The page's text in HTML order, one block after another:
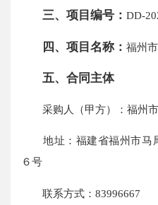
三、项目编号：DD-
四、项目名称：福州
五、合同主体
采购人（甲方）：福州市
地址：福建省福州市马
６号
联系方式：83996667